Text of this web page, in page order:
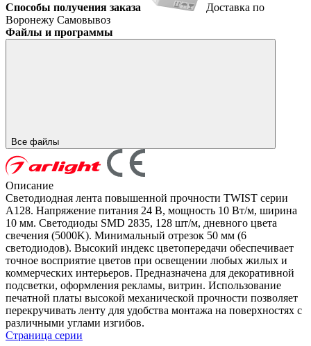
Способы получения заказа
Доставка по
Воронежу Самовывоз
Файлы и программы
Все файлы
Описание
Светодиодная лента повышенной прочности TWIST серии
A128. Напряжение питания 24 В, мощность 10 Вт/м, ширина
10 мм. Светодиоды SMD 2835, 128 шт/м, дневного цвета
свечения (5000K). Минимальный отрезок 50 мм (6
светодиодов). Высокий индекс цветопередачи обеспечивает
точное восприятие цветов при освещении любых жилых и
коммерческих интерьеров. Предназначена для декоративной
подсветки, оформления рекламы, витрин. Использование
печатной платы высокой механической прочности позволяет
перекручивать ленту для удобства монтажа на поверхностях с
различными углами изгибов.
Страница серии